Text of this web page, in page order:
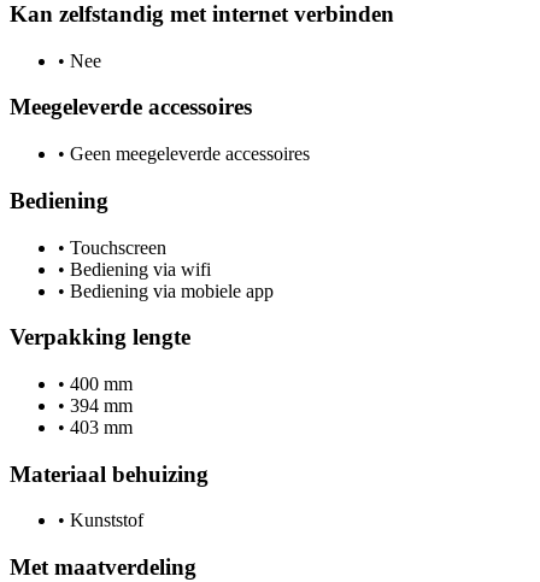
Kan zelfstandig met internet verbinden
• Nee
Meegeleverde accessoires
• Geen meegeleverde accessoires
Bediening
• Touchscreen
• Bediening via wifi
• Bediening via mobiele app
Verpakking lengte
• 400 mm
• 394 mm
• 403 mm
Materiaal behuizing
• Kunststof
Met maatverdeling